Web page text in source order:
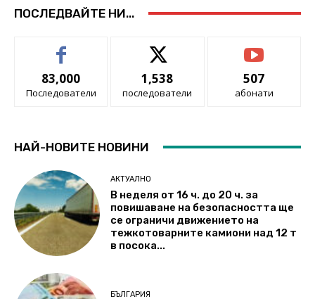
ПОСЛЕДВАЙТЕ НИ...
83,000
Последователи
1,538
последователи
507
абонати
НАЙ-НОВИТЕ НОВИНИ
АКТУАЛНО
В неделя от 16 ч. до 20 ч. за
повишаване на безопасността ще
се ограничи движението на
тежкотоварните камиони над 12 т
в посока...
БЪЛГАРИЯ